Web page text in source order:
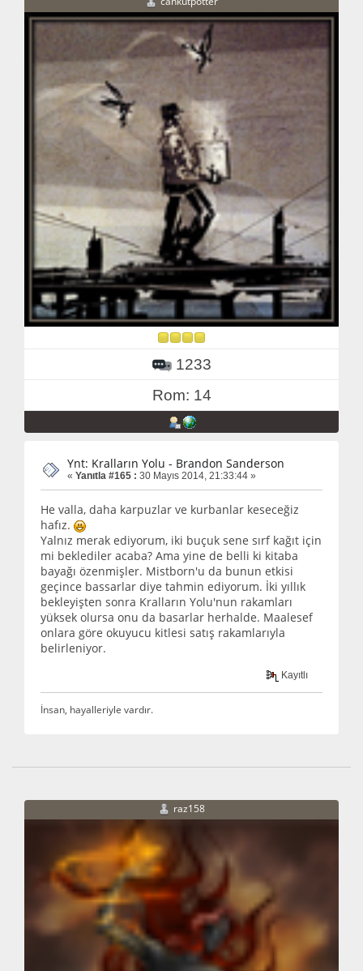
1233
Rom: 14
Ynt: Kralların Yolu - Brandon Sanderson
« Yanıtla #165 : 30 Mayıs 2014, 21:33:44 »
He valla, daha karpuzlar ve kurbanlar keseceğiz
hafız.
Yalnız merak ediyorum, iki buçuk sene sırf kağıt için
mi beklediler acaba? Ama yine de belli ki kitaba
bayağı özenmişler. Mistborn'u da bunun etkisi
geçince bassarlar diye tahmin ediyorum. İki yıllık
bekleyişten sonra Kralların Yolu'nun rakamları
yüksek olursa onu da basarlar herhalde. Maalesef
onlara göre okuyucu kitlesi satış rakamlarıyla
belirleniyor.
Kayıtlı
İnsan, hayalleriyle vardır.
raz158